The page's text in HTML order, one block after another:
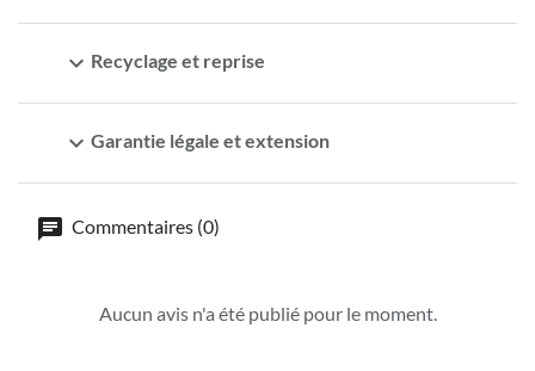
expand_more Recyclage et reprise
expand_more Garantie légale et extension
Commentaires (0)
Aucun avis n'a été publié pour le moment.